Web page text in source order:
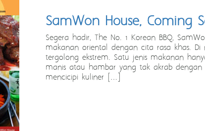
SamWon House, Coming
Segera hadir, The No. 1 Korean BBQ,
makanan oriental dengan cita rasa khas. Di
tergolong ekstrem. Satu jenis makanan
manis atau hambar yang tak akrab dengan
mencicipi kuliner […]